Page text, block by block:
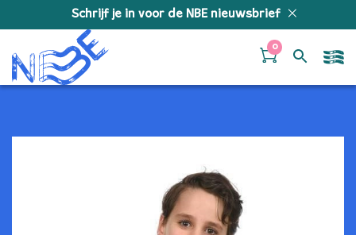
Schrijf je in voor de NBE nieuwsbrief
0